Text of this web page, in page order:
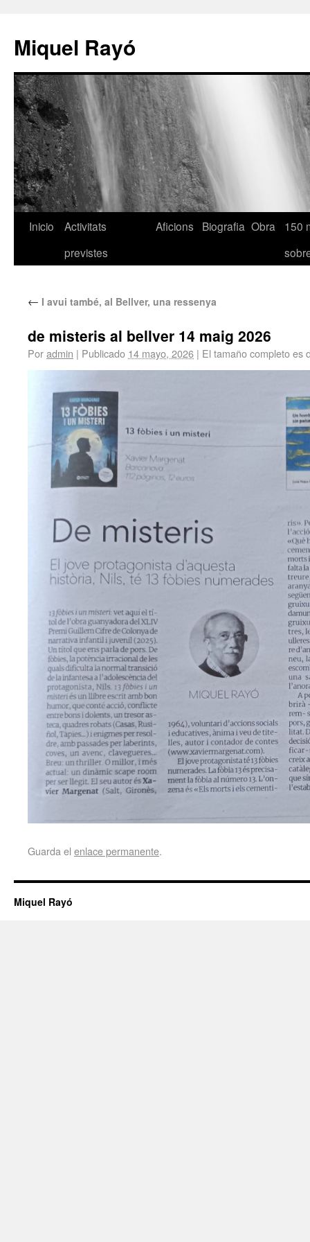
Miquel Rayó
Inicio
Activitats
previstes
Aficions Biografia Obra
150
← I avui també, al Bellver, una ressenya
de misteris al bellver 14 maig 2026
Poradmin | Publicado 14 mayo, 2026 | El tamaño completo es
Guarda el enlace permanente.
Miquel Rayó